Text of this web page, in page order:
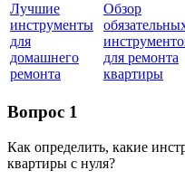
Лучшие
инструменты
для
домашнего
ремонта
Обзор
для ремонта
квартиры
Вопрос 1
Как определить, какие
квартиры с нуля?